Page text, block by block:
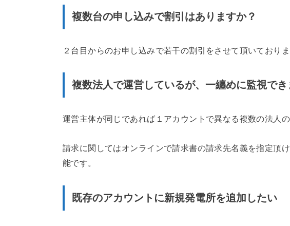
複数台の申し込みで割引はありますか？
２台目からのお申し込みで若干の割引をさせて頂いておりま
複数法人で運営しているが、一纏めに監視でき
運営主体が同じであれば１アカウントで異なる複数の法人
請求に関してはオンラインで請求書の請求先名義を指定頂
能です。
既存のアカウントに新規発電所を追加したい